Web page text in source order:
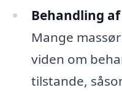
Behandling
Mange
viden om
tilstande,